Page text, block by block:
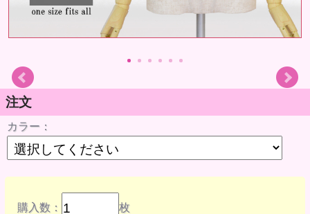
注文
カラー：
購入数： 枚